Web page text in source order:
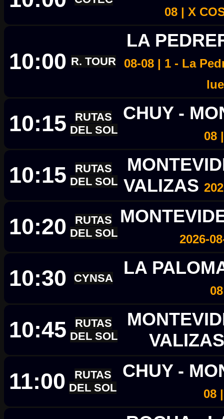
08 | X
10:00 R. TOUR
LA
08-08 | 1 - La
10:15
RUTAS
DEL SOL
CHUY -
08
10:15
RUTAS
DEL SOL VALIZAS
10:20
RUTAS
DEL SOL
2026-
10:30 CYNSA
LA
10:45
RUTAS
DEL SOL
11:00
RUTAS
DEL SOL
CHUY -
08